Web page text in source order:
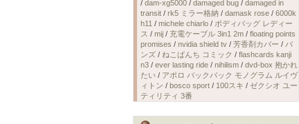
/ dam-xg5000 / damaged bug / damaged in
transit / rk5 ミラー格納 / damask rose / 6000k
h11 / michele chiarlo / ボディバッグ レディー
ス / mij / 充電ケーブル 3in1 2m / floating points
promises / nvidia shield tv / 芳香剤カバー / バ
ンズ / ねこぱんち コミック / flashcards kanji
n3 / ever lasting ride / nihilism / dvd-box 抱かれ
たい / アポロ バックパック モノグラム ルイヴ
ィトン / bosco sport / 100スキ / ゼクシオ ユー
ティリティ 3番